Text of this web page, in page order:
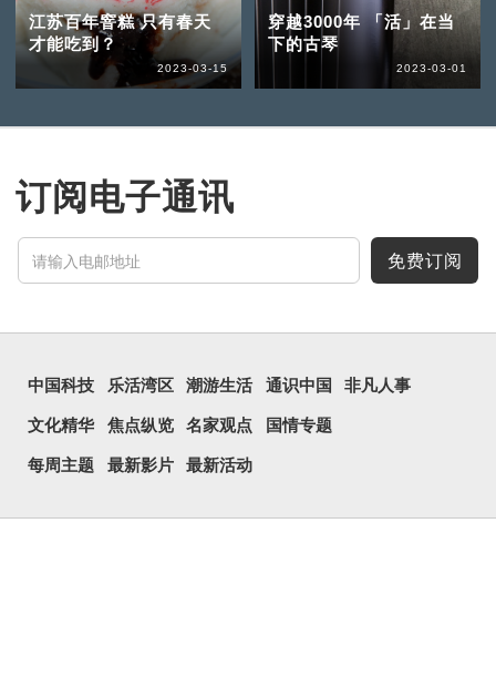
江苏百年窨糕 只有春天
才能吃到？
2023-03-15
穿越3000年 「活」在当
下的古琴
2023-03-01
订阅电子通讯
免费订阅
中国科技 乐活湾区 潮游生活 通识中国 非凡人事
文化精华 焦点纵览 名家观点 国情专题
每周主题 最新影片 最新活动